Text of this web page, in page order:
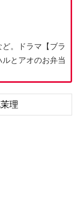
。ドラマ【ブラ
とアオのお弁当
理